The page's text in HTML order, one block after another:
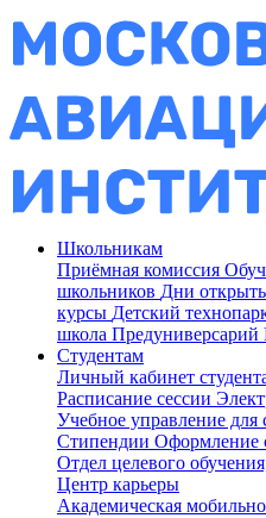
Школьникам
Приёмная комиссия
школьников Дни
курсы Детский
школа
Студентам
Личный кабинет
Расписание сессии
Учебное управление для
Стипендии Оформление
Отдел целевого
Центр карьеры
Академическая